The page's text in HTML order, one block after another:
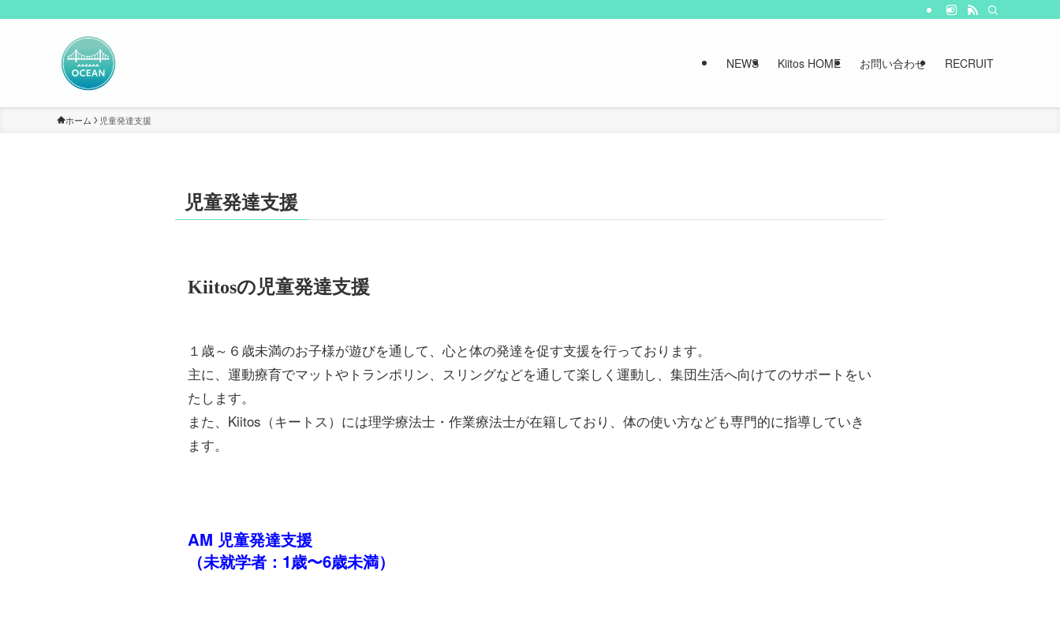
NEWS Kiitos HOME お問い合わせ RECRUIT
ホーム 児童発達支援
児童発達支援
Kiitosの児童発達支援
１歳～６歳未満のお子様が遊びを通して、心と体の発達を促す支援を行っております。
主に、運動療育でマットやトランポリン、スリングなどを通して楽しく運動し、集団生活へ向けてのサポートをい
たします。
また、Kiitos（キートス）には理学療法士・作業療法士が在籍しており、体の使い方なども専門的に指導していき
ます。
AM 児童発達支援
（未就学者：1歳〜6歳未満）